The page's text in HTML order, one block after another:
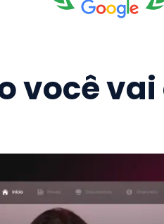
você